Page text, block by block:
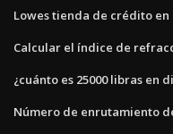
Lowes tienda de crédito en
Calcular el índice de
¿cuánto es 25000 libras en
Número de enrutamiento